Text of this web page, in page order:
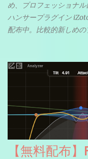
め、プロフェッショナ
ハンサープラグイン
配布中。比較的新しめ
【無料配布